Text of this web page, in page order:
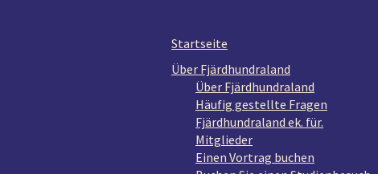
Startseite
Über Fjärdhundraland
Über Fjärdhundraland
Häufig gestellte Fragen
Fjärdhundraland ek. für.
Mitglieder
Einen Vortrag buchen